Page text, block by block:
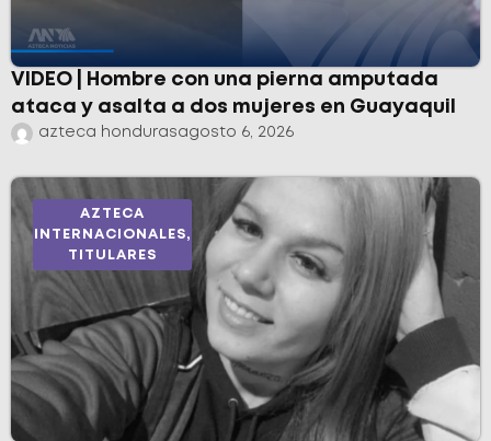
VIDEO | Hombre con una pierna amputada
ataca y asalta a dos mujeres en Guayaquil
azteca hondurasagosto 6, 2026
AZTECA
INTERNACIONALES,
TITULARES